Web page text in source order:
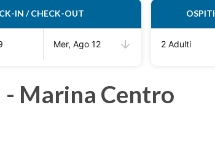
IN / CHECK-OUT
Mer, Ago 12
OSPITI
2 Adulti
- Marina Centro